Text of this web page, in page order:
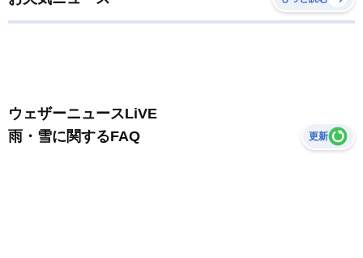
ウェザーニュースLiVE
雨・雪に関するFAQ
更新